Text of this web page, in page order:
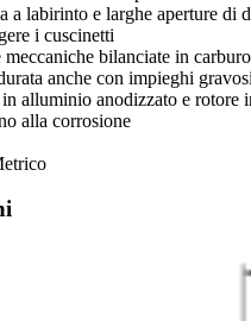
a labirinto e larghe aperture di
i cuscinetti
meccaniche bilanciate in
anche con impieghi gravosi
alluminio anodizzato e rotore
alla corrosione